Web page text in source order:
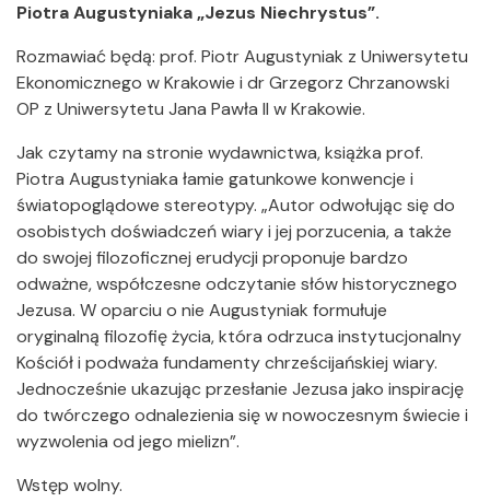
Piotra Augustyniaka „Jezus Niechrystus”.
Rozmawiać będą: prof. Piotr Augustyniak z Uniwersytetu
Ekonomicznego w Krakowie i dr Grzegorz Chrzanowski
OP z Uniwersytetu Jana Pawła II w Krakowie.
Jak czytamy na stronie wydawnictwa, książka prof.
Piotra Augustyniaka łamie gatunkowe konwencje i
światopoglądowe stereotypy. „Autor odwołując się do
osobistych doświadczeń wiary i jej porzucenia, a także
do swojej filozoficznej erudycji proponuje bardzo
odważne, współczesne odczytanie słów historycznego
Jezusa. W oparciu o nie Augustyniak formułuje
oryginalną filozofię życia, która odrzuca instytucjonalny
Kościół i podważa fundamenty chrześcijańskiej wiary.
Jednocześnie ukazując przesłanie Jezusa jako inspirację
do twórczego odnalezienia się w nowoczesnym świecie i
wyzwolenia od jego mielizn”.
Wstęp wolny.